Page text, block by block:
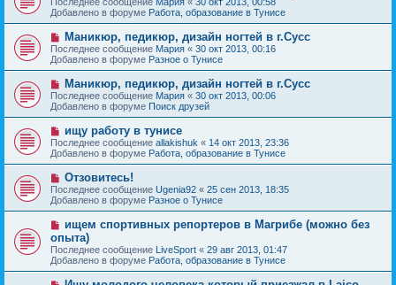
и
е
о
о
б
щ
е
н
и
е
в
о
е
с
о
о
б
щ
е
н
и
Добавлено в форуме Работа, образование в Тунисе
Н
о
в
о
е
с
о
о
б
щ
е
н
и
е
Маникюр, педикюр, дизайн ногтей в г.Сусс
Последнее сообщение Мария « 30 окт 2013, 00:16
Добавлено в форуме Разное о Тунисе
Н
о
в
о
с
о
о
б
щ
е
н
и
Маникюр, педикюр, дизайн ногтей в г.Сусс
Последнее сообщение Мария « 30 окт 2013, 00:06
Добавлено в форуме Поиск друзей
Н
о
в
о
с
о
о
б
щ
е
н
и
е
ищу работу в тунисе
Последнее сообщение allakishuk « 14 окт 2013, 23:36
Добавлено в форуме Работа, образование в Тунисе
Н
о
в
о
с
о
о
б
щ
е
Отзовитесь!
Последнее сообщение Ugenia92 « 25 сен 2013, 18:35
Добавлено в форуме Разное о Тунисе
Н
в
о
е
с
ищем спортивных репортеров в Магрибе (можно без
опыта)
Последнее сообщение LiveSport « 29 авг 2013, 01:47
Добавлено в форуме Работа, образование в Тунисе
Н